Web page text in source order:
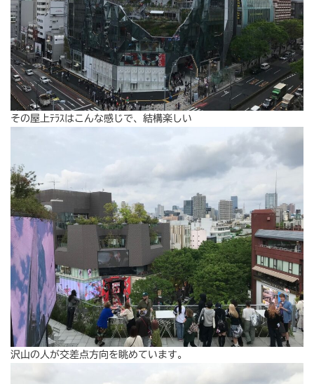
その屋上ﾃﾗｽはこんな感じで、結構楽しい
沢山の人が交差点方向を眺めています。